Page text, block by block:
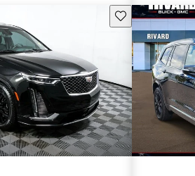
Guarda este Aviso